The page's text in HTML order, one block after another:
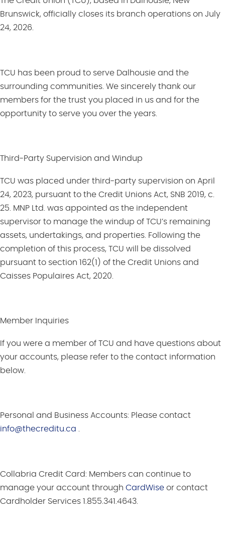
Brunswick, officially closes its branch operations on July
24, 2026.
TCU has been proud to serve Dalhousie and the
surrounding communities. We sincerely thank our
members for the trust you placed in us and for the
opportunity to serve you over the years.
Third-Party Supervision and Windup
TCU was placed under third-party supervision on April
24, 2023, pursuant to the Credit Unions Act, SNB 2019, c.
25. MNP Ltd. was appointed as the independent
supervisor to manage the windup of TCU’s remaining
assets, undertakings, and properties. Following the
completion of this process, TCU will be dissolved
pursuant to section 162(1) of the Credit Unions and
Caisses Populaires Act, 2020
Member Inquiries
If you were a member of TCU and have questions about
your accounts, please refer to the contact information
below.
Personal and Business Accounts: Please contact
info@thecreditu.ca .
Collabria Credit Card: Members can continue to
manage your account through CardWise or contact
Cardholder Services 1.855.341.4643.